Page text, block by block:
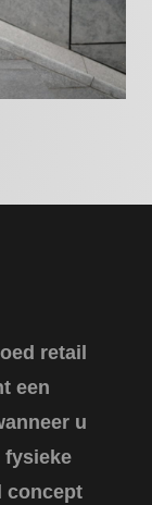
retail
een
u
fysieke
concept